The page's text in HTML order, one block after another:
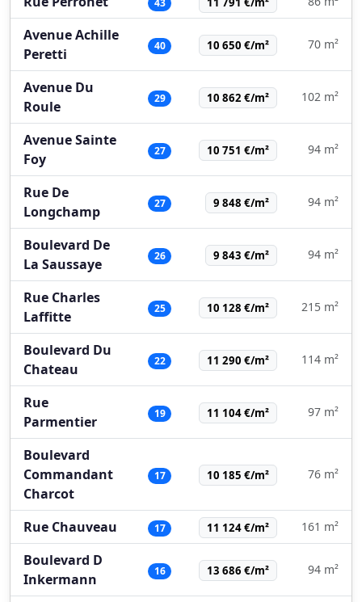
43
Avenue Achille
Peretti
40 10 650 €/m² 70 m²
Avenue Du
Roule
29 10 862 €/m² 102 m²
Avenue Sainte
Foy
27 10 751 €/m² 94 m²
Rue De
Longchamp
27 9 848 €/m² 94 m²
Boulevard De
La Saussaye
26 9 843 €/m² 94 m²
Rue Charles
Laffitte
25 10 128 €/m² 215 m²
Boulevard Du
Chateau
22 11 290 €/m² 114 m²
Rue
Parmentier
19 11 104 €/m² 97 m²
Boulevard
Commandant
Charcot
17 10 185 €/m² 76 m²
Rue Chauveau 17 11 124 €/m² 161 m²
Boulevard D
Inkermann
16 13 686 €/m² 94 m²